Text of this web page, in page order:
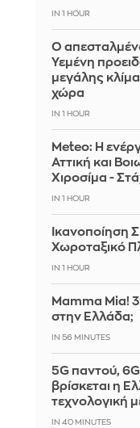
IN 1 HOUR
Ο
Υεμένη
μεγάλης
χώρα
IN 1 HOUR
Meteo: Η
Αττική και
Χιροσίμα -
IN 1 HOUR
Ικανοποίηση
Χωροταξικό
IN 1 HOUR
Mamma Mia!
στην Ελλάδα;
IN 56 MINUTES
5G παντού,
βρίσκεται η
τεχνολογική
IN 40 MINUTES